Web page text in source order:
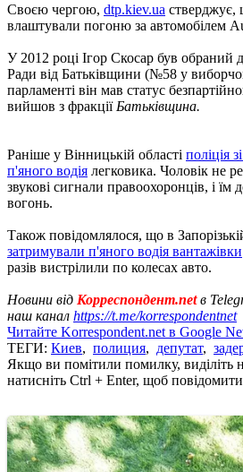
Своєю чергою, dtp.kiev.ua стверджує,
влаштували погоню за автомобілем
У 2012 році Ігор Скосар був обраний
Ради від Батьківщини (№58 у
парламенті він мав статус
вийшов з фракції Батьківщина.
Раніше у Вінницькій області поліція
п'яного водія легковика. Чоловік не
звукові сигнали правоохоронців, і їм
вогонь.
Також повідомлялося, що в
затримували п'яного водія вантажівки
разів вистрілили по колесах авто.
Новини від Корреспондент.netв
наш канал https://t.me/korrespondentnet
Читайте Korrespondent.net в Google
ТЕГИ: Киев, полиция, депутат,
Якщо ви помітили помилку, виділіть
натисніть Ctrl + Enter, щоб